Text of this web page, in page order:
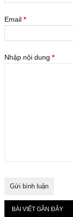
Email *
Nhập nội dung *
BÀI VIẾT GẦN ĐÂY